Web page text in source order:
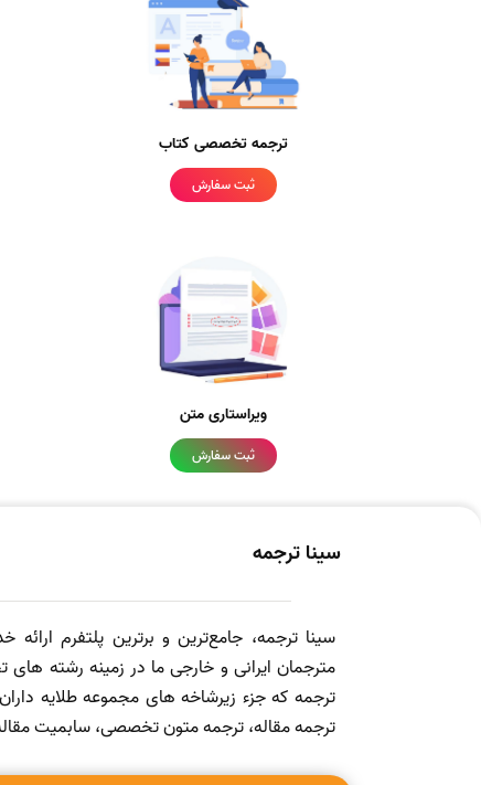
ترجمه تخصصی کتاب
ثبت سفارش
ویراستاری متن
ثبت سفارش
سینا ترجمه
سینا ترجمه، جامع‌ترین و برترین پلتفرم
مترجمان ایرانی و خارجی ما در زمینه رشته
ترجمه که جزء زیرشاخه های مجموعه طلایه
ترجمه مقاله، ترجمه متون تخصصی، سابمیت